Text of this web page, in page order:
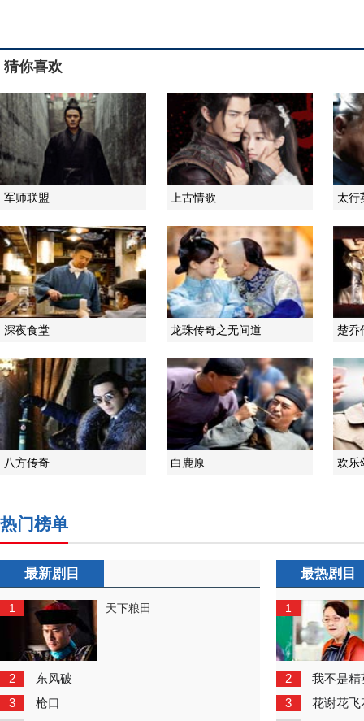
猜你喜欢
军师联盟 上古情歌 太行
深夜食堂 龙珠传奇之无间道 楚乔
八方传奇 白鹿原 欢乐
热门榜单
最新剧目
1 天下粮田
2 东风破
3 枪口
最热剧目
1
2 我不是精
3 花谢花飞